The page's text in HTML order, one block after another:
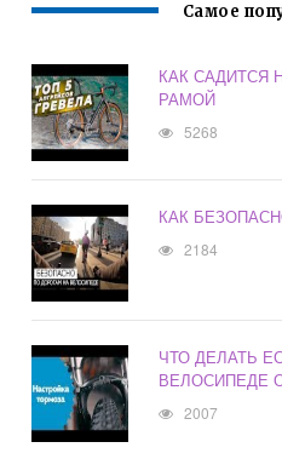
Самое
КАК САДИТСЯ
РАМОЙ
5268
КАК
2184
ЧТО ДЕЛАТЬ
ВЕЛОСИПЕДЕ
2007